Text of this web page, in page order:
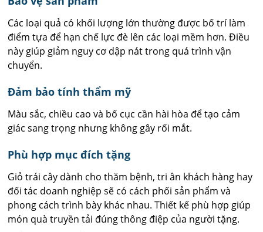
Các loại quả có khối lượng lớn thường được bố trí làm
điểm tựa để hạn chế lực đè lên các loại mềm hơn. Điều
này giúp giảm nguy cơ dập nát trong quá trình vận
chuyển.
Đảm bảo tính thẩm mỹ
Màu sắc, chiều cao và bố cục cần hài hòa để tạo cảm
giác sang trọng nhưng không gây rối mắt.
Phù hợp mục đích tặng
Giỏ trái cây dành cho thăm bệnh, tri ân khách hàng hay
đối tác doanh nghiệp sẽ có cách phối sản phẩm và
phong cách trình bày khác nhau. Thiết kế phù hợp giúp
món quà truyền tải đúng thông điệp của người tặng.